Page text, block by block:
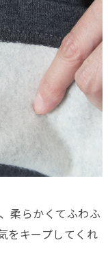
柔らかくてふわふ
をキープしてくれ